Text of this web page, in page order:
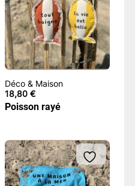
Déco & Maison
18,80€
Poisson rayé